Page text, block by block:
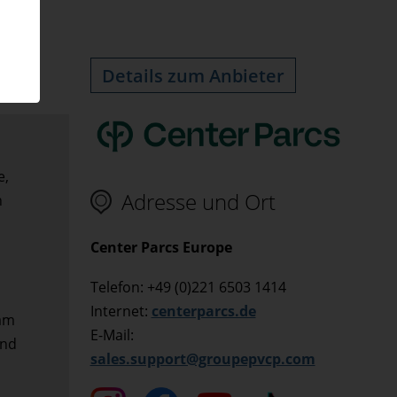
Details zum Anbieter
Adresse und Ort
Center Parcs Europe
Telefon: +49 (0)221 6503 1414
Internet: centerparcs.de
E-Mail:
sales.support@groupepvcp.com